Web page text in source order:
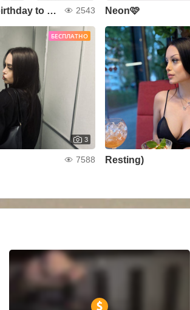
Happy birthday to me!❤️ 2543 Neon🩷
БЕСПЛАТНО
3
7588 Resting)